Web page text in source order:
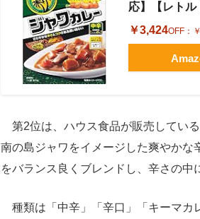
応】【レトル
￥3,424OFF：
第2位は、ハウス食品が販売してい
南の島ジャワをイメージした爽やかな
をバランス良くブレンドし、辛さの中
種類は「中辛」「辛口」「キーマカ